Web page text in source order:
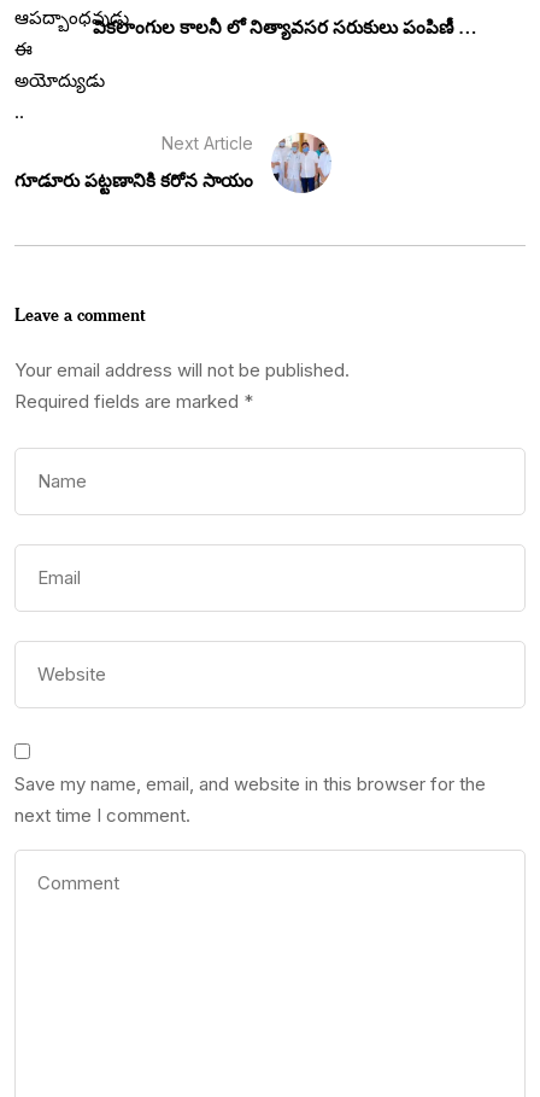
వికలాంగుల కాలనీ లో నిత్యావసర సరుకులు పంపిణీ …
Next Article
గూడూరు పట్టణానికి కరోన సాయం
Leave a comment
Your email address will not be published.
Required fields are marked *
Save my name, email, and website in this browser for the
next time I comment.